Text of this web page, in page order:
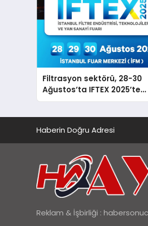
Filtrasyon sektörü, 28-30
Ağustos’ta IFTEX 2025’te
buluşacak
Haberin Doğru Adresi
Reklam & İşbirliği :